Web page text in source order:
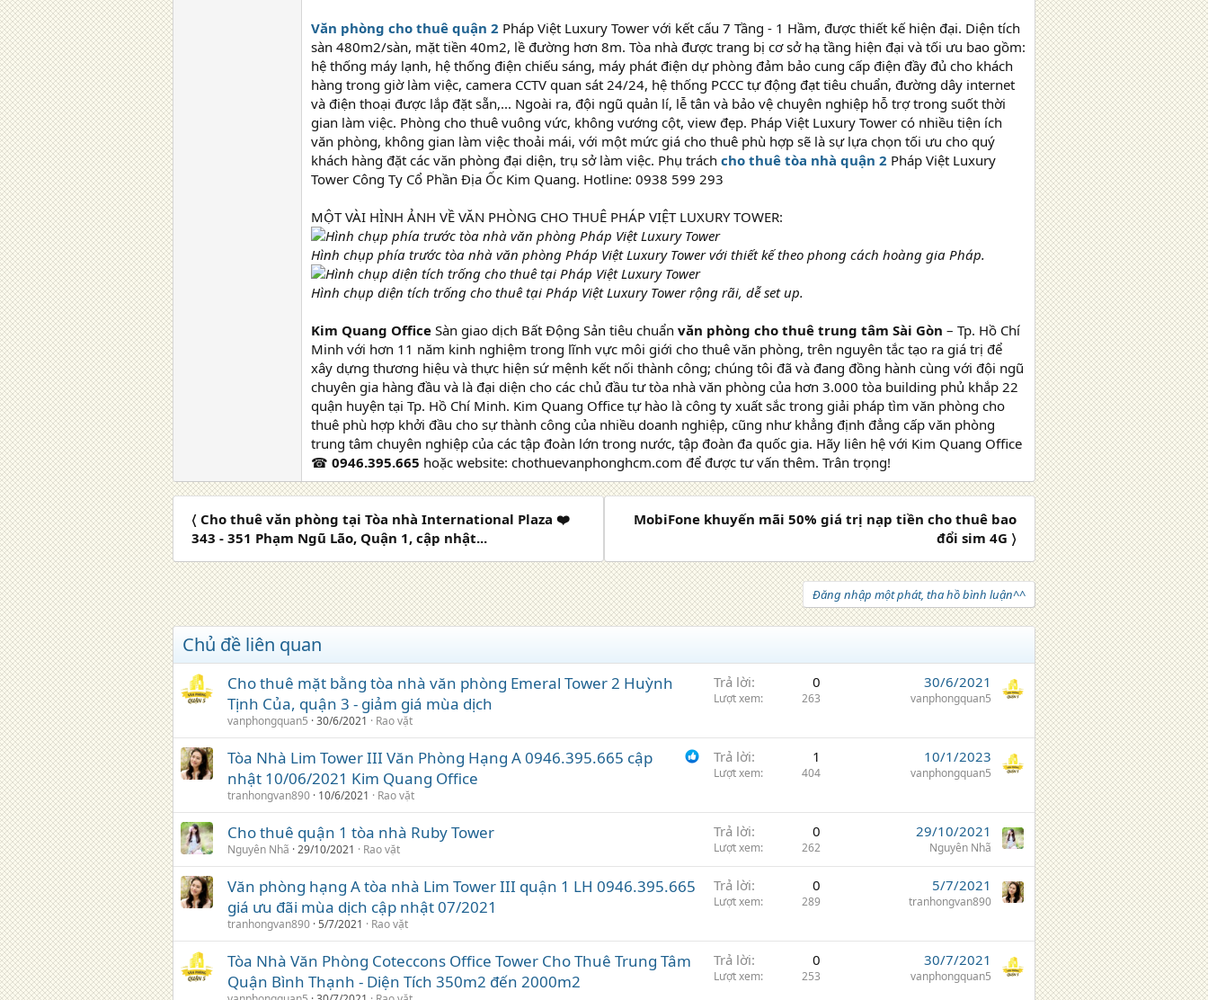
Văn phòng cho thuê quận 2 Pháp Việt Luxury Tower với kết cấu 7 Tầng - 1 Hầm, được thiết kế hiện đại. Diện tích
sàn 480m2/sàn, mặt tiền 40m2, lề đường hơn 8m. Tòa nhà được trang bị cơ sở hạ tầng hiện đại và tối ưu bao gồm:
hệ thống máy lạnh, hệ thống điện chiếu sáng, máy phát điện dự phòng đảm bảo cung cấp điện đầy đủ cho khách
hàng trong giờ làm việc, camera CCTV quan sát 24/24, hệ thống PCCC tự động đạt tiêu chuẩn, đường dây internet
và điện thoại được lắp đặt sẵn,... Ngoài ra, đội ngũ quản lí, lễ tân và bảo vệ chuyên nghiệp hỗ trợ trong suốt thời
gian làm việc. Phòng cho thuê vuông vức, không vướng cột, view đẹp. Pháp Việt Luxury Tower có nhiều tiện ích
văn phòng, không gian làm việc thoải mái, với một mức giá cho thuê phù hợp sẽ là sự lựa chọn tối ưu cho quý
khách hàng đặt các văn phòng đại diện, trụ sở làm việc. Phụ trách cho thuê tòa nhà quận 2 Pháp Việt Luxury
Tower Công Ty Cổ Phần Địa Ốc Kim Quang. Hotline: 0938 599 293
MỘT VÀI HÌNH ẢNH VỀ VĂN PHÒNG CHO THUÊ PHÁP VIỆT LUXURY TOWER:
Hình chụp phía trước tòa nhà văn phòng Pháp Việt Luxury Tower với thiết kế theo phong cách hoàng gia Pháp.
Hình chụp diện tích trống cho thuê tại Pháp Việt Luxury Tower rộng rãi, dễ set up.
Kim Quang Office Sàn giao dịch Bất Động Sản tiêu chuẩn văn phòng cho thuê trung tâm Sài Gòn – Tp. Hồ Chí
Minh với hơn 11 năm kinh nghiệm trong lĩnh vực môi giới cho thuê văn phòng, trên nguyên tắc tạo ra giá trị để
xây dựng thương hiệu và thực hiện sứ mệnh kết nối thành công; chúng tôi đã và đang đồng hành cùng với đội ngũ
chuyên gia hàng đầu và là đại diện cho các chủ đầu tư tòa nhà văn phòng của hơn 3.000 tòa building phủ khắp 22
quận huyện tại Tp. Hồ Chí Minh. Kim Quang Office tự hào là công ty xuất sắc trong giải pháp tìm văn phòng cho
thuê phù hợp khởi đầu cho sự thành công của nhiều doanh nghiệp, cũng như khẳng định đẳng cấp văn phòng
trung tâm chuyên nghiệp của các tập đoàn lớn trong nước, tập đoàn đa quốc gia. Hãy liên hệ với Kim Quang Office
☎ 0946.395.665 hoặc website: chothuevanphonghcm.com để được tư vấn thêm. Trân trọng!
〈 Cho thuê văn phòng tại Tòa nhà International Plaza ❤️
343 - 351 Phạm Ngũ Lão, Quận 1, cập nhật...
MobiFone khuyến mãi 50% giá trị nạp tiền cho thuê bao
đổi sim 4G 〉
Đăng nhập một phát, tha hồ bình luận^^
Chủ đề liên quan
Cho thuê mặt bằng tòa nhà văn phòng Emeral Tower 2 Huỳnh
Tịnh Của, quận 3 - giảm giá mùa dịch
vanphongquan5 30/6/2021 Rao vặt
Trả lời 0
Lượt xem 263
30/6/2021
vanphongquan5
Tòa Nhà Lim Tower III Văn Phòng Hạng A 0946.395.665 cập
nhật 10/06/2021 Kim Quang Office
tranhongvan890 10/6/2021 Rao vặt
Trả lời 1
Lượt xem 404
10/1/2023
vanphongquan5
Cho thuê quận 1 tòa nhà Ruby Tower
Nguyên Nhã 29/10/2021 Rao vặt
Trả lời 0
Lượt xem 262
29/10/2021
Nguyên Nhã
Văn phòng hạng A tòa nhà Lim Tower III quận 1 LH 0946.395.665
giá ưu đãi mùa dịch cập nhật 07/2021
tranhongvan890 5/7/2021 Rao vặt
Trả lời 0
Lượt xem 289
5/7/2021
tranhongvan890
Tòa Nhà Văn Phòng Coteccons Office Tower Cho Thuê Trung Tâm
Quận Bình Thạnh - Diện Tích 350m2 đến 2000m2
Trả lời 0
Lượt xem 253
30/7/2021
vanphongquan5